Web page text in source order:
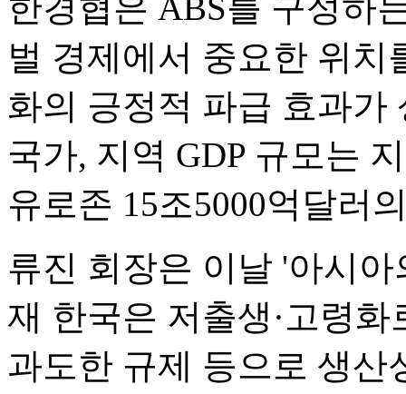
벌 경제에서 중요한 위치
화의 긍정적 파급 효과가
국가, 지역 GDP 규모는
유로존 15조5000억달러
류진 회장은 이날 '아시
재 한국은 저출생·고령
과도한 규제 등으로 생산